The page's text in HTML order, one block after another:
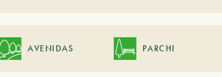
AVENIDAS PARCHI